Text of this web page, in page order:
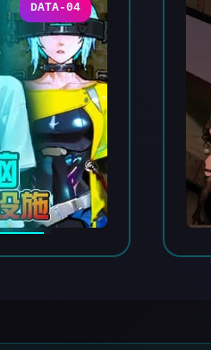
DATA-04